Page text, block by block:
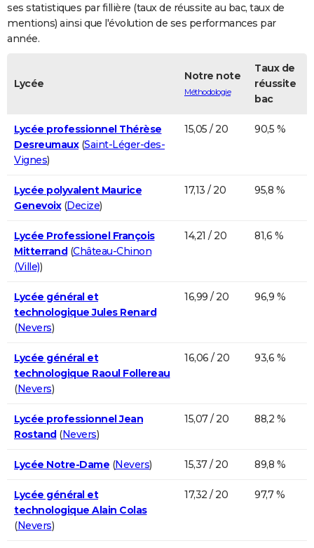
FORUM
Bricolage
Lifestyle
Culture
Sport
Auto
Television
Voyage
Cinema
ses statistiques par fillière (taux de réussite au bac, taux de
mentions) ainsi que l'évolution de ses performances par
année.
Lycée
Notre note
Méthodologie
Taux de
réussite
bac
Lycée professionnel Thérèse
Desreumaux(Saint-Léger-des-
Vignes)
15,05 / 20 90,5 %
Lycée polyvalent Maurice
Genevoix(Decize)
17,13 / 20 95,8 %
Lycée Professionel François
Mitterrand(Château-Chinon
(Ville))
14,21 / 20 81,6 %
Lycée général et
technologique Jules Renard
(Nevers)
16,99 / 20 96,9 %
Lycée général et
technologique Raoul Follereau
(Nevers)
16,06 / 20 93,6 %
Lycée professionnel Jean
Rostand(Nevers)
15,07 / 20 88,2 %
Lycée Notre-Dame (Nevers) 15,37 / 20 89,8 %
Lycée général et
technologique Alain Colas
(Nevers)
17,32 / 20 97,7 %